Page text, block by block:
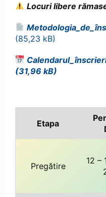
Locuri libere
Etapa
Pregătire
12 –